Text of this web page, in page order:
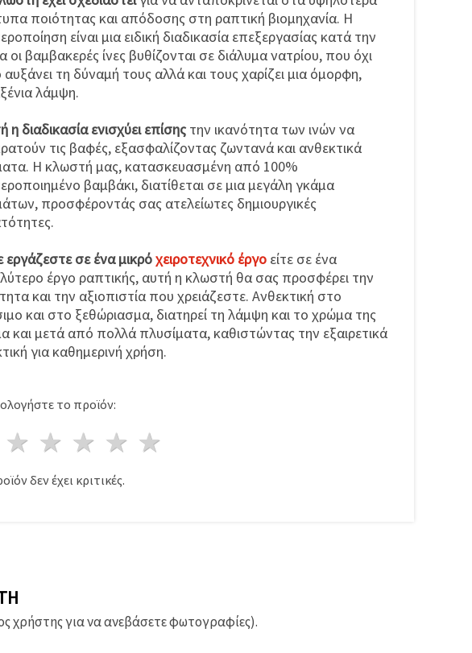
ποιότητας και απόδοσης στη ραπτική βιομηχανία. Η
είναι μια ειδική διαδικασία επεξεργασίας κατά την
οι βαμβακερές ίνες βυθίζονται σε διάλυμα νατρίου, που όχι
τη δύναμή τους αλλά και τους χαρίζει μια όμορφη,
λάμψη.
η διαδικασία ενισχύει επίσηςτην ικανότητα των ινών να
τις βαφές, εξασφαλίζοντας ζωντανά και ανθεκτικά
Η κλωστή μας, κατασκευασμένη από 100%
βαμβάκι, διατίθεται σε μια μεγάλη γκάμα
προσφέροντάς σας ατελείωτες δημιουργικές
εργάζεστε σε ένα μικρόχειροτεχνικό έργο είτε σε ένα
έργο ραπτικής, αυτή η κλωστή θα σας προσφέρει την
και την αξιοπιστία που χρειάζεστε. Ανθεκτική στο
και στο ξεθώριασμα, διατηρεί τη λάμψη και το χρώμα της
και μετά από πολλά πλυσίματα, καθιστώντας την εξαιρετικά
για καθημερινή χρήση.
το προϊόν:
4 Αστέρια
3 Αστέρια
2 Αστέρια
1 Αστέρι
δεν έχει κριτικές.
χρήστης για να ανεβάσετε φωτογραφίες).